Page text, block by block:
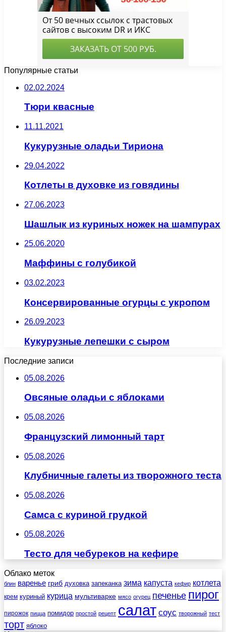
Популярные статьи
02.02.2024
Тюри квасные
11.11.2021
Кукурузные оладьи Тириона
29.04.2022
Котлеты в духовке из говядины
27.06.2023
Шашлык из куриных ножек на шампурах
25.06.2020
Маффины с голубикой
03.02.2023
Консервированные огурцы с укропом
26.09.2023
Кукурузные лепешки с сыром
Последние записи
05.08.2026
Овсяные оладьи с яблоками
05.08.2026
Французский лимонный тарт
05.08.2026
Клубничные галеты из творожного теста
05.08.2026
Самса с куриной грудкой
05.08.2026
Тесто для чебуреков на кефире
Облако меток
блин варенье гриб духовка запеканка зима капуста кефир котлета
крем куриный курица мультиварке мясо огурец печенье пирог
пирожок пицца помидор простой рецепт салат соус творожный тест
торт яблоко